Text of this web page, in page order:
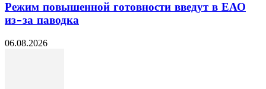
Режим повышенной готовности введут в ЕАО
из-за паводка
06.08.2026